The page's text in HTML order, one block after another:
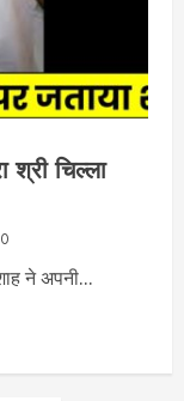
श्री चिल्ला
0
ने अपनी...